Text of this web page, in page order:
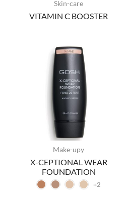
Skin-care
VITAMIN C BOOSTER
Make-upy
X-CEPTIONAL WEAR
FOUNDATION
+2